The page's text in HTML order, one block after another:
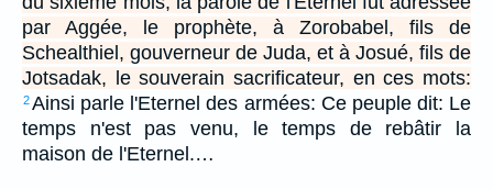
par Aggée, le prophète, à Zorobabel, fils de
Schealthiel, gouverneur de Juda, et à Josué, fils de
Jotsadak, le souverain sacrificateur, en ces mots:
2Ainsi parle l'Eternel des armées: Ce peuple dit: Le
temps n'est pas venu, le temps de rebâtir la
maison de l'Eternel.…